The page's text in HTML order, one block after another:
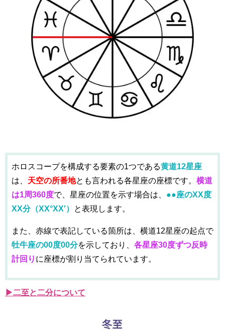
ホロスコープを構成する要素の1つである黄道12星座
は、 天空の所番地とも言われる各星座の座標です。 横道
は1周360度で、星座の位置を示す場合は、 ●●座のXX度
XX分（XX°XX′）
と表現します。
また、赤線で表記している箇所は、横道12星座の起点で
牡牛座の00度00分を示しており、 各星座30度ずつ反時
計回り に座標が割り当てられています。
▶二至と二分について